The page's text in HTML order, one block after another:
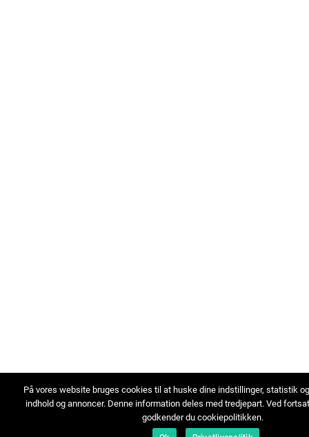
På vores website bruges cookies til at huske dine indstillinger, statistik
indhold og annoncer. Denne information deles med tredjepart. Ved
godkender du cookiepolitikken.